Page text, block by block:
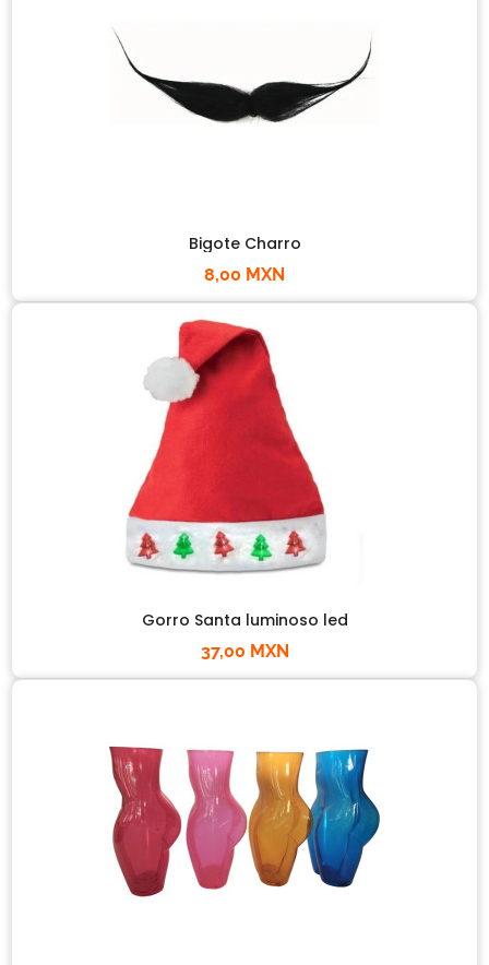
Bigote Charro
8,00 MXN
Gorro Santa luminoso led
37,00 MXN